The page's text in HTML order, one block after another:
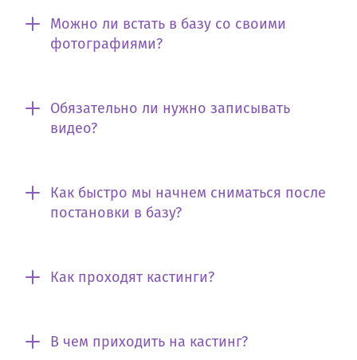
Можно ли встать в базу со своими
фотографиями?
Обязательно ли нужно записывать
видео?
Как быстро мы начнем сниматься после
постановки в базу?
Как проходят кастинги?
В чем приходить на кастинг?